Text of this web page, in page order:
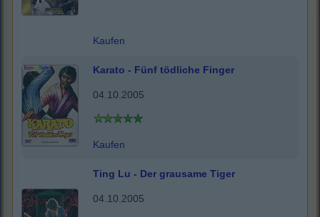
Kaufen
Karato - Fünf tödliche Finger
04.10.2005
Kaufen
Ting Lu - Der grausame Tiger
04.10.2005